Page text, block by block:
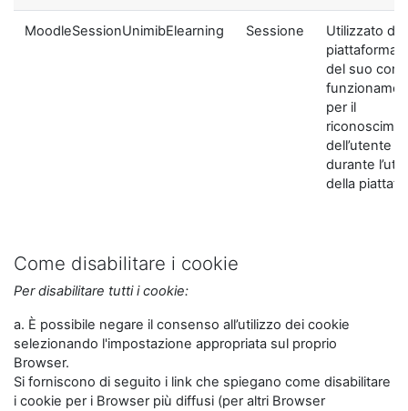
MoodleSessionUnimibElearning Sessione
Utilizzato
piattaforma
del suo
per il
dell’utente
durante
della
Come disabilitare i cookie
Per disabilitare tutti i cookie:
a. È possibile negare il consenso all’utilizzo dei cookie
selezionando l'impostazione appropriata sul proprio
Browser.
Si forniscono di seguito i link che spiegano come disabilitare
i cookie per i Browser più diffusi (per altri Browser